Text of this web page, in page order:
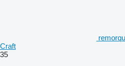
Craft
35